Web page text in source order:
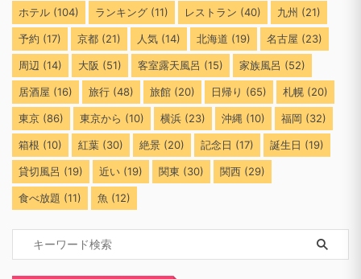
ホテル (104) ランキング (11) レストラン (40) 九州 (21)
予約 (17) 京都 (21) 人気 (14) 北海道 (19) 名古屋 (23)
周辺 (14) 大阪 (51) 客室露天風呂 (15) 家族風呂 (52)
居酒屋 (16) 旅行 (48) 旅館 (20) 日帰り (65) 札幌 (20)
東京 (86) 東京から (10) 横浜 (23) 沖縄 (10) 福岡 (32)
箱根 (10) 紅葉 (30) 絶景 (20) 記念日 (17) 誕生日 (19)
貸切風呂 (19) 近い (19) 関東 (30) 関西 (29)
食べ放題 (11) 魚 (12)